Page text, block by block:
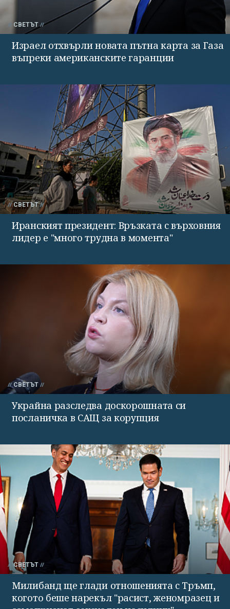
СВЕТЪТ
Израел отхвърли новата пътна карта за Газа
въпреки американските гаранции
СВЕТЪТ
Иранският президент: Връзката с върховния
лидер е "много трудна в момента"
СВЕТЪТ
Украйна разследва доскорошната си
посланичка в САЩ за корупция
СВЕТЪТ
Милибанд ще глади отношенията с Тръмп,
когото беше нарекъл "расист, женомразец и